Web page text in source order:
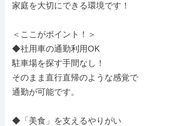
家庭を大切にできる環境です！
＜ここがポイント！＞
◆社用車の通勤利用OK
駐車場を探す手間なし！
そのまま直行直帰のような感覚で
通勤が可能です。
◆「美食」を支えるやりがい